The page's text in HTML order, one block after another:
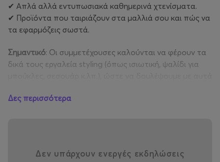
✔ Απλά αλλά εντυπωσιακά καθημερινά χτενίσματα.
✔ Προϊόντα που ταιριάζουν στα μαλλιά σου και πώς να
τα εφαρμόζεις σωστά.
Σημαντικό: Οι συμμετέχουσες καλούνται να φέρουν τα
δικά τους εργαλεία styling (όπως ισιωτική, ψαλίδι για
Δες περισσότερα
Δεν υπάρχουν ενεργές εκδηλώσεις